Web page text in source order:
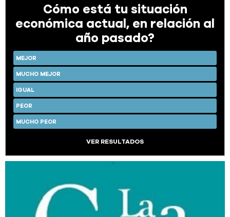
Cómo está tu situación
económica actual, en relación al
año pasado?
MEJOR
MUCHO MEJOR
IGUAL
PEOR
MUCHO PEOR
VER RESULTADOS